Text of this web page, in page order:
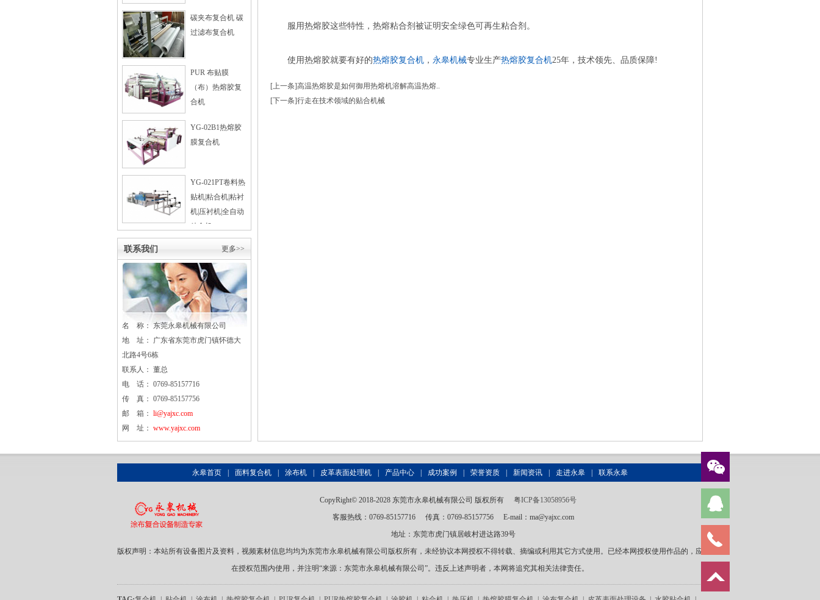
碳夹布复合机 碳
过滤布复合机
PUR 布贴膜
（布）热熔胶复
合机
YG-02B1热熔胶
膜复合机
YG-021PT卷料热
贴机|粘合机|粘衬
机|压衬机|全自动
粘合机
更多>>
联系我们
名 称： 东莞永皋机械有限公司
地 址： 广东省东莞市虎门镇怀德大
北路4号6栋
联系人： 董总
电 话： 0769-85157716
传 真： 0769-85157756
邮 箱： li@yajxc.com
网 址： www.yajxc.com
服用热熔胶这些特性，热熔粘合剂被证明安全绿色可再生粘合剂。
使用热熔胶就要有好的热熔胶复合机 ， 永皋机械专业生产热熔胶复合机25年，技术领先、品质保障!
[上一条]高温热熔胶是如何御用热熔机溶解高温热熔..
[下一条]行走在技术领域的贴合机械
永皋首页 面料复合机 涂布机 皮革表面处理机 产品中心 成功案例 荣誉资质 新闻资讯 走进永皋 联系永皋
CopyRight© 2018-2028 东莞市永皋机械有限公司 版权所有
粤ICP备13058956号
客服热线：0769-85157716
传真：0769-85157756
E-mail：ma@yajxc.com
地址：东莞市虎门镇居岐村进达路39号
版权声明：本站所有设备图片及资料，视频素材信息均均为东莞市永皋机械有限公司版权所有，未经协议本网授权不得转载、摘编或利用其它方式使用。已经本网授权使用作品的，应
在授权范围内使用，并注明“来源：东莞市永皋机械有限公司”。违反上述声明者，本网将追究其相关法律责任。